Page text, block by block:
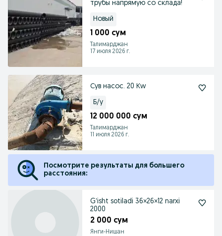
трубы напрямую со склада!
Новый
1 000 сум
Талимарджан
17 июля 2026 г.
Сув насос. 20 Кw
Б/у
12 000 000 сум
Талимарджан
11 июля 2026 г.
Посмотрите результаты для большего
расстояния:
Gʼisht sotiladi 36×26×12 narxi
2000
2 000 сум
Янги-Нишан